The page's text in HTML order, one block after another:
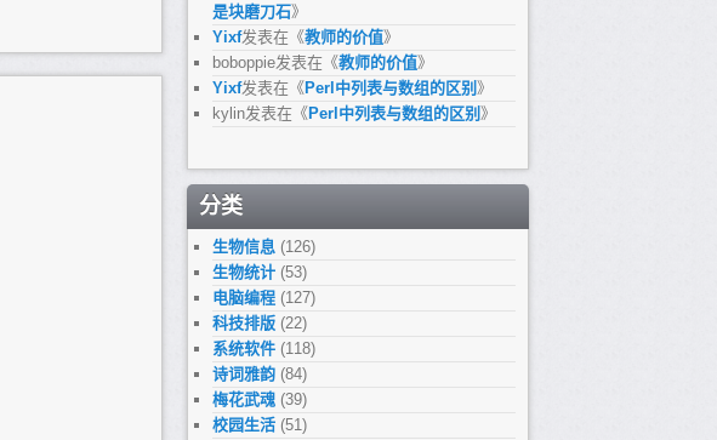
是块磨刀石》
Yixf发表在《教师的价值》
boboppie发表在《教师的价值》
Yixf发表在《 Perl中列表与数组的区别 》
kylin发表在《 Perl中列表与数组的区别 》
分类
生物信息 (126)
生物统计 (53)
电脑编程 (127)
科技排版 (22)
系统软件 (118)
诗词雅韵 (84)
梅花武魂 (39)
校园生活 (51)